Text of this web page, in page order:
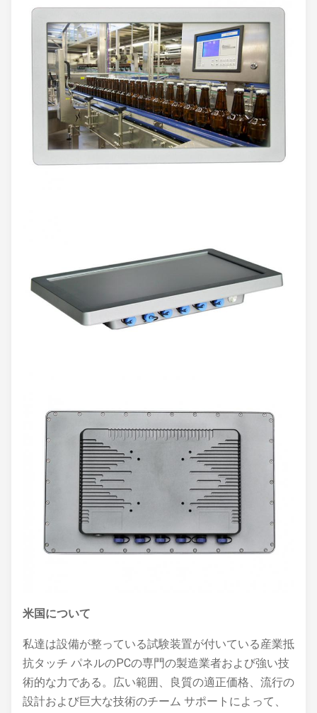
米国について
私達は設備が整っている試験装置が付いている産業抵
抗タッチ パネルのPCの専門の製造業者および強い技
術的な力である。広い範囲、良質の適正価格、流行の
設計および巨大な技術のチーム サポートによって、